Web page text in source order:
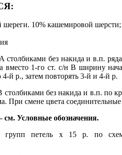
шереги. 10% кашемировой
А столбиками без накида и в.п.
вместо 1-го ст. с/н В ширину
й р., затем повторять 3-й и 4-й р.
столбиками без накида и в.п. по
При смене цвета
см. Условные обозначения.
групп петель х 15 р. по